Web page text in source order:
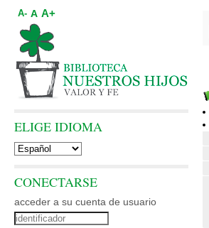
A- A A+
ELIGE IDIOMA
CONECTARSE
acceder a su cuenta de usuario